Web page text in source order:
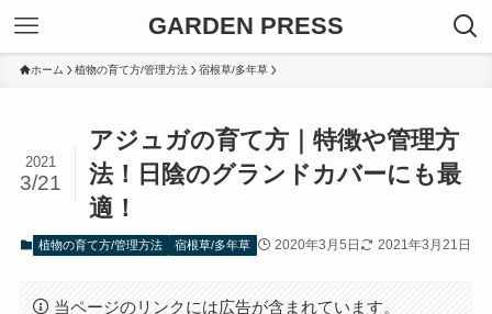
GARDEN PRESS
ホーム 植物の育て方/管理方法 宿根草/多年草
アジュガの育て方｜特徴や管理方
法！日陰のグランドカバーにも最
適！
2021
3/21
植物の育て方/管理方法 宿根草/多年草 2020年3月5日 2021年3月21日
当ページのリンクには広告が含まれています。